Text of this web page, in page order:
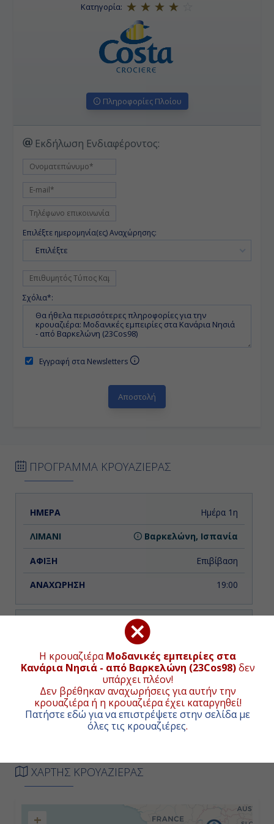
Η κρουαζιέραΜοδανικές εμπειρίες στα
Κανάρια Νησιά - από Βαρκελώνη (23Cos98)δεν
υπάρχει πλέον!
Δεν βρέθηκαν αναχωρήσεις για αυτήν την
κρουαζιέρα ή η κρουαζιέρα έχει καταργηθεί!
Πατήστε εδώ για να επιστρέψετε στην σελίδα με
όλες τις κρουαζιέρες.
Κατηγορία:
Πληροφορίες Πλοίου
Εκδήλωση Ενδιαφέροντος:
Επιλέξτε ημερομηνία(ες) Αναχώρησης:
Επιλέξτε
Σχόλια*:
Εγγραφή στα Newsletters
ΠΡΟΓΡΑΜΜΑ ΚΡΟΥΑΖΙΕΡΑΣ
ΗΜΕΡΑ ΑΝΑΧΩΡΗΣΗ
Ημέρα 1η
Βαρκελώνη, Ισπανία
Επιβίβαση
19:00
Μασσαλία, Γαλλία
18:00
16:30
ΧΑΡΤΗΣ ΚΡΟΥΑΖΙΕΡΑΣ
+